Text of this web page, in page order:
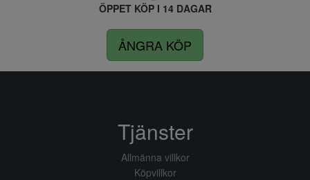
ÖPPET KÖP I 14 DAGAR
ÅNGRA KÖP
Tjänster
Allmänna villkor
Köpvillkor